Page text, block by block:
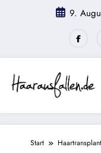
9.
Start